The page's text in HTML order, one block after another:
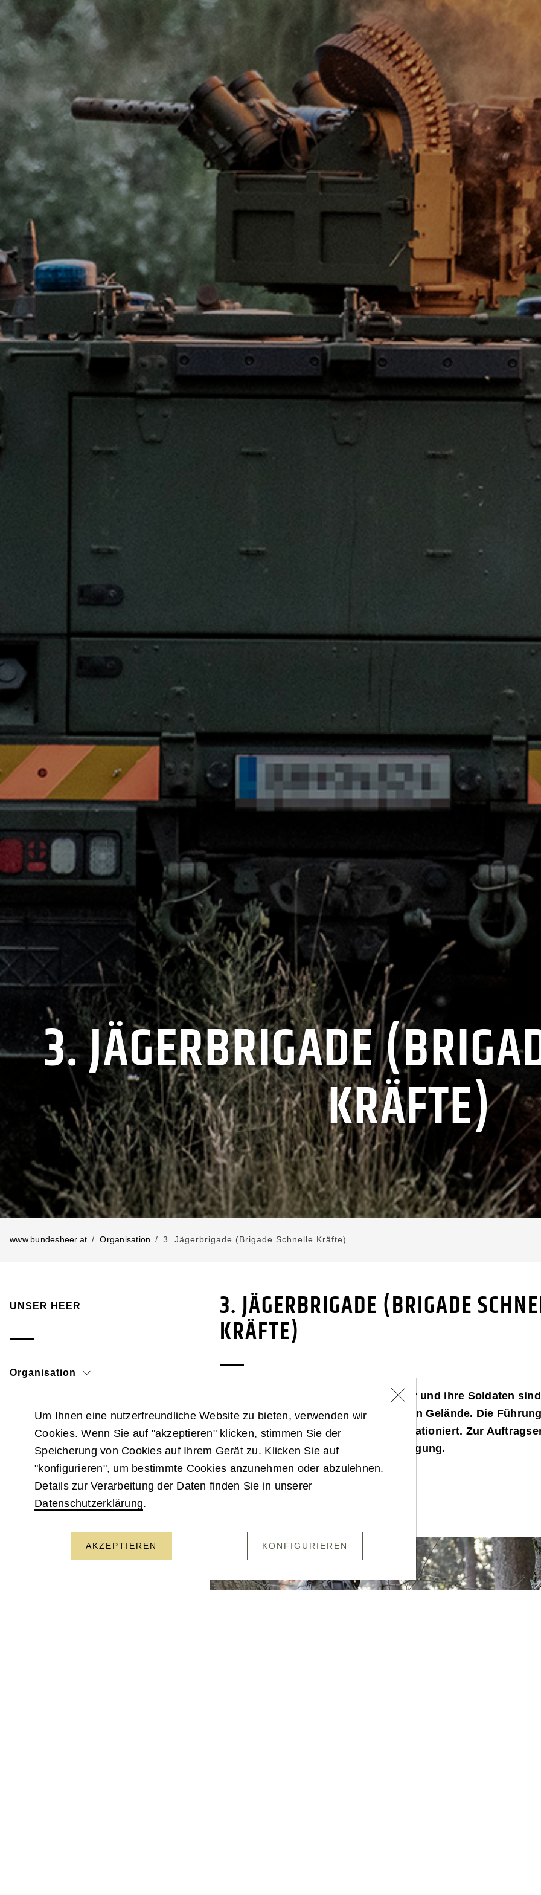
3. JÄGERBRIGADE
KRÄFTE)
www.bundesheer.at Organisation 3. Jägerbrigade (Brigade Schnelle Kräfte)
UNSER HEER
Organisation
Bundesheer in Österreich
Waffengattungen
Waffen und Gerät
Ausbildung und Karriere
Uniformen und Abzeichen
Geschichte
3. JÄGERBRIGADE (BRIGADE
KRÄFTE)
Die 3. Jägerbrigade ist rasch verfügbar und ihre Soldaten sind
spezialisiert auf den Einsatz im urbanen Gelände. Die
Brigade ist in Mautern an der Donau stationiert. Zur
stehen ihr mehrere Verbände zur Verfügung.
Um Ihnen eine nutzerfreundliche Website zu bieten, verwenden wir
Cookies. Wenn Sie auf "akzeptieren" klicken, stimmen Sie der
Speicherung von Cookies auf Ihrem Gerät zu. Klicken Sie auf
"konfigurieren", um bestimmte Cookies anzunehmen oder abzulehnen.
Details zur Verarbeitung der Daten finden Sie in unserer
Datenschutzerklärung.
AKZEPTIEREN KONFIGURIEREN